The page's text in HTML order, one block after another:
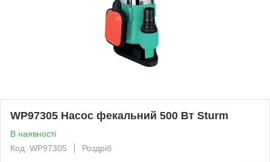
WP97305 Насос фекальний 500 Вт Sturm
В наявності
Код: WP97305
Роздріб